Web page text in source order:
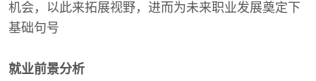
机会，以此来拓展视野，进而为未来职业发展奠定下
基础句号
就业前景分析